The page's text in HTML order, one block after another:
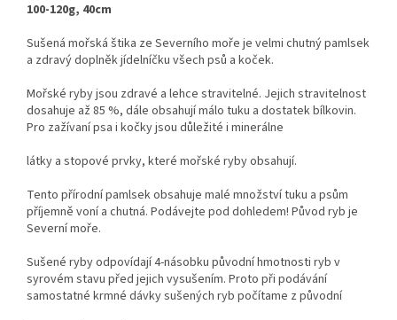
100-120g, 40cm
Sušená mořská štika ze Severního moře je velmi chutný pamlsek
a zdravý doplněk jídelníčku všech psů a koček.
Mořské ryby jsou zdravé a lehce stravitelné. Jejich stravitelnost
dosahuje až 85 %, dále obsahují málo tuku a dostatek bílkovin.
Pro zažívaní psa i kočky jsou důležité i minerálne
látky a stopové prvky, které mořské ryby obsahují.
Tento přírodní pamlsek obsahuje malé množství tuku a psům
příjemně voní a chutná. Podávejte pod dohledem! Původ ryb je
Severní moře.
Sušené ryby odpovídají 4-násobku původní hmotnosti ryb v
syrovém stavu před jejich vysušením. Proto při podávání
samostatné krmné dávky sušených ryb počítame z původní